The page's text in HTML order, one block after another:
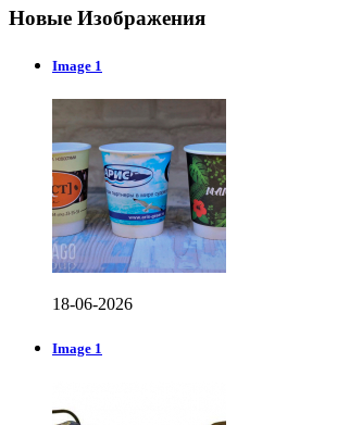
Новые Изображения
Image 1
18-06-2026
Image 1